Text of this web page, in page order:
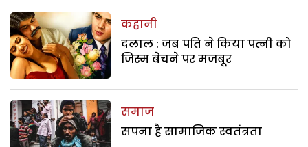
कहानी
दलाल : जब पति ने किया पत्नी को
जिस्म बेचने पर मजबूर
समाज
सपना है सामाजिक स्वतंत्रता